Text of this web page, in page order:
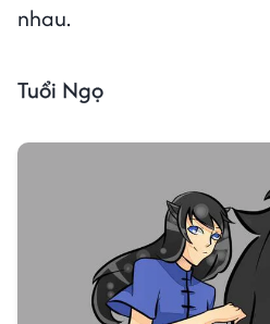
nhau.
Tuổi Ngọ